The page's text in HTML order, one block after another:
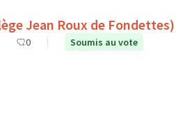
espaces de lecture à l’extérieur (Collège Jean Roux de Fondettes)
0 Soumis au vote